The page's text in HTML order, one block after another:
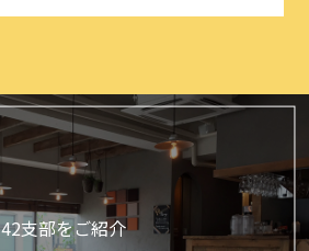
42支部をご紹介